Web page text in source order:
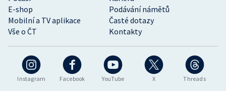
Instagram Facebook YouTube X Threads
E-shop
Podávání námětů
Mobilní a TV aplikace
Časté dotazy
Vše o ČT
Kontakty